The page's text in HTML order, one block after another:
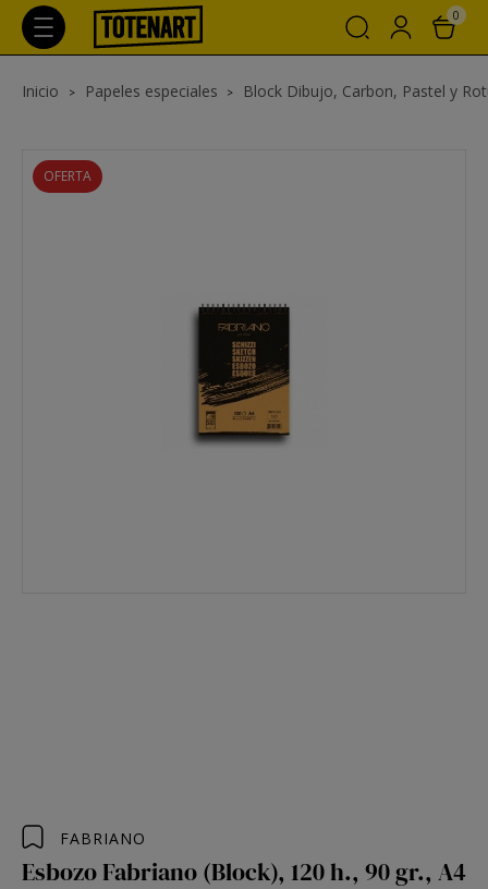
0
Inicio Papeles especiales Block Dibujo, Carbon, Pastel y
OFERTA
FABRIANO
Esbozo Fabriano (Block), 120 h., 90 gr., A4